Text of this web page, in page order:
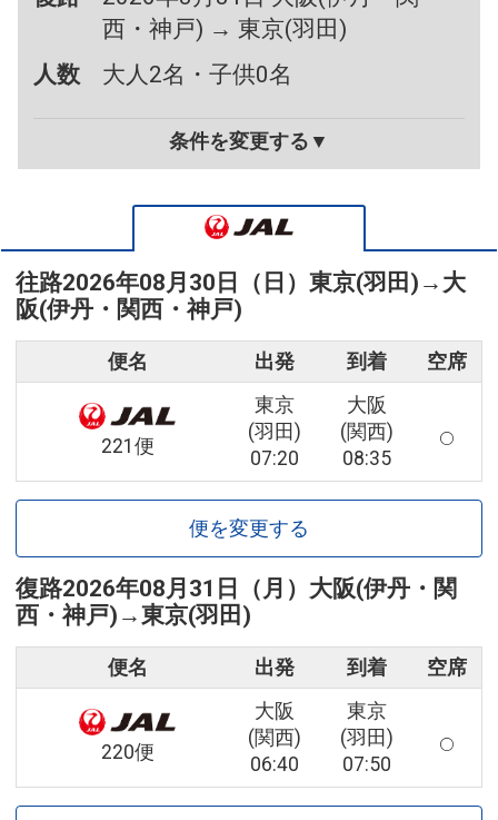
西・神戸) → 東京(羽田)
人数
大人2名・子供0名
条件を変更する▼
往路2026年08月30日（日） 東京(羽田) → 大
阪(伊丹・関西・神戸)
便名 出発 到着 空席
221便
東京
(羽田)
07:20
大阪
(関西)
08:35
便を変更する
復路2026年08月31日（月） 大阪(伊丹・関
西・神戸) →東京(羽田)
便名 出発 到着 空席
220便
大阪
(関西)
06:40
東京
(羽田)
07:50